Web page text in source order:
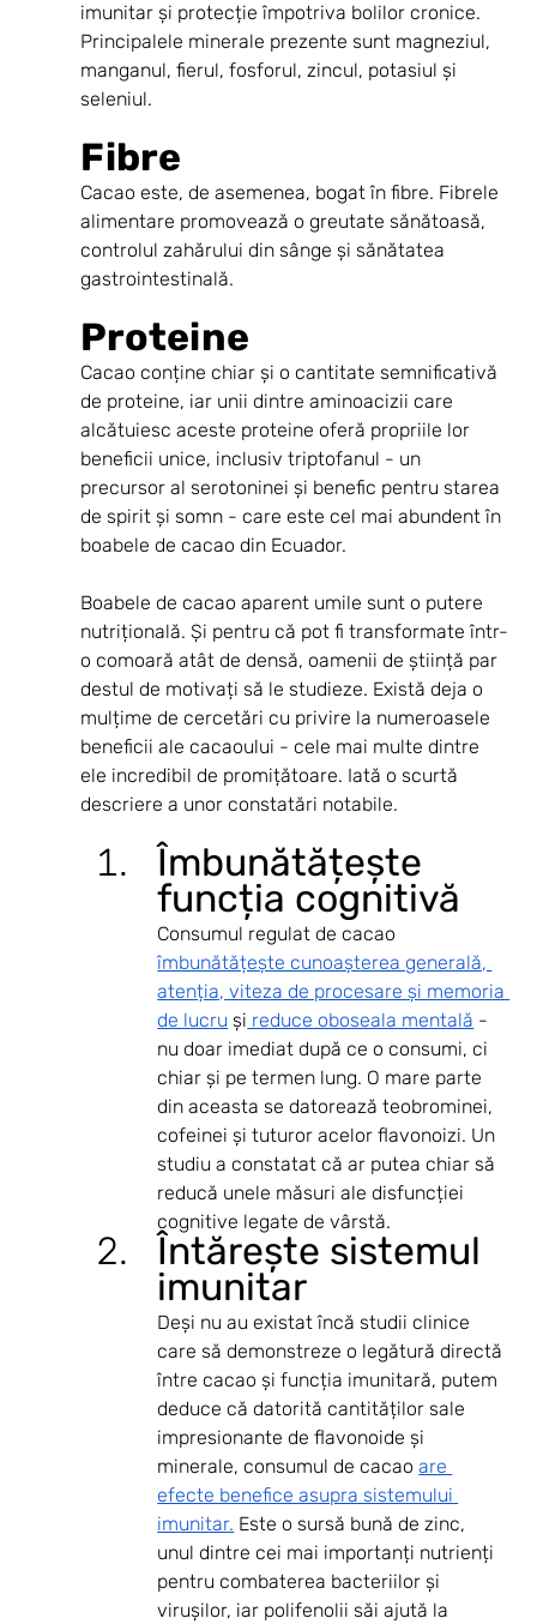
imunitar și protecție împotriva bolilor cronice.
Principalele minerale prezente sunt magneziul,
manganul, fierul, fosforul, zincul, potasiul și
seleniul.
Fibre
Cacao este, de asemenea, bogat în fibre. Fibrele
alimentare promovează o greutate sănătoasă,
controlul zahărului din sânge și sănătatea
gastrointestinală.
Proteine
Cacao conține chiar și o cantitate semnificativă
de proteine, iar unii dintre aminoacizii care
alcătuiesc aceste proteine oferă propriile lor
beneficii unice, inclusiv triptofanul - un
precursor al serotoninei și benefic pentru starea
de spirit și somn - care este cel mai abundent în
boabele de cacao din Ecuador.
Boabele de cacao aparent umile sunt o putere
nutrițională. Și pentru că pot fi transformate într-
o comoară atât de densă, oamenii de știință par
destul de motivați să le studieze. Există deja o
mulțime de cercetări cu privire la numeroasele
beneficii ale cacaoului - cele mai multe dintre
ele incredibil de promițătoare. Iată o scurtă
descriere a unor constatări notabile.
Îmbunătățește
funcția cognitivă
Consumul regulat de cacao
îmbunătățește cunoașterea generală,
atenția, viteza de procesare și memoria
de lucru și reduce oboseala mentală -
nu doar imediat după ce o consumi, ci
chiar și pe termen lung. O mare parte
din aceasta se datorează teobrominei,
cofeinei și tuturor acelor flavonoizi. Un
studiu a constatat că ar putea chiar să
reducă unele măsuri ale disfuncției
cognitive legate de vârstă.
Întărește sistemul
imunitar
Deși nu au existat încă studii clinice
care să demonstreze o legătură directă
între cacao și funcția imunitară, putem
deduce că datorită cantităților sale
impresionante de flavonoide și
minerale, consumul de cacao are
efecte benefice asupra sistemului
imunitar. Este o sursă bună de zinc,
unul dintre cei mai importanți nutrienți
pentru combaterea bacteriilor și
virușilor, iar polifenolii săi ajută la